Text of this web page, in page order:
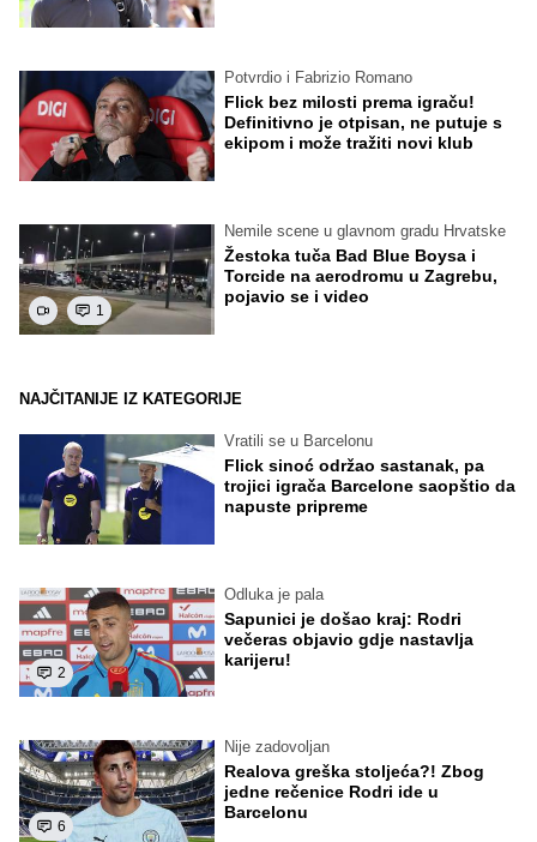
Potvrdio i Fabrizio Romano
Flick bez milosti prema igraču!
Definitivno je otpisan, ne putuje s
ekipom i može tražiti novi klub
1
Nemile scene u glavnom gradu Hrvatske
Žestoka tuča Bad Blue Boysa i
Torcide na aerodromu u Zagrebu,
pojavio se i video
NAJČITANIJE IZ KATEGORIJE
Vratili se u Barcelonu
Flick sinoć održao sastanak, pa
trojici igrača Barcelone saopštio da
napuste pripreme
2
Odluka je pala
Sapunici je došao kraj: Rodri
večeras objavio gdje nastavlja
karijeru!
6
Nije zadovoljan
Realova greška stoljeća?! Zbog
jedne rečenice Rodri ide u
Barcelonu